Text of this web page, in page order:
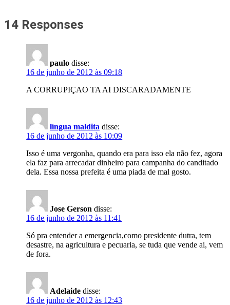
14 Responses
paulo disse:
16 de junho de 2012 às 09:18
A CORRUPIÇAO TA AI DISCARADAMENTE
língua maldita disse:
16 de junho de 2012 às 10:09
Isso é uma vergonha, quando era para isso ela não fez, agora
ela faz para arrecadar dinheiro para campanha do canditado
dela. Essa nossa prefeita é uma piada de mal gosto.
Jose Gerson disse:
16 de junho de 2012 às 11:41
Só pra entender a emergencia,como presidente dutra, tem
desastre, na agricultura e pecuaria, se tuda que vende ai, vem
de fora.
Adelaide disse:
16 de junho de 2012 às 12:43